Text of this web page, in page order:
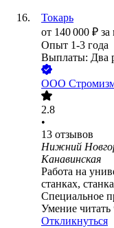
Токарь
от 140 000 ₽ за
Опыт 1-3 года
Выплаты: Два
ООО
2.8
•
13 отзывов
Нижний
Канавинская
Работа на
станках,
Специальное
Умение читать
Откликнуться